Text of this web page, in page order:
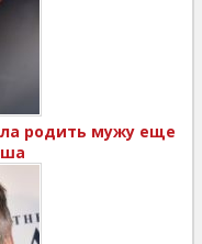
родить мужу еще